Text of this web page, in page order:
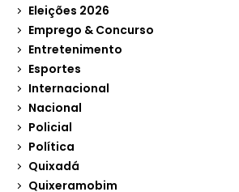
Eleições 2026
Emprego & Concurso
Entretenimento
Esportes
Internacional
Nacional
Policial
Política
Quixadá
Quixeramobim